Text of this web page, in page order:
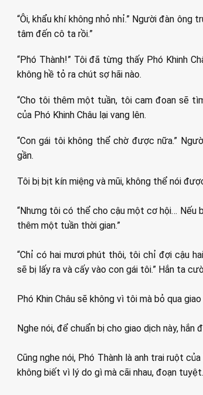
“Ôi, khẩu khí không nhỏ nhỉ.” Người đàn
tâm đến cô ta rồi.”
“Phó Thành!” Tôi đã từng thấy Phó Khinh
không hề tỏ ra chút sợ hãi nào.
“Cho tôi thêm một tuần, tôi cam đoan sẽ
của Phó Khinh Châu lại vang lên.
“Con gái tôi không thể chờ được nữa.”
gần.
Tôi bị bịt kín miệng và mũi, không thể nói
“Nhưng tôi có thể cho cậu một cơ hội… Nếu
thêm một tuần thời gian.”
“Chỉ có hai mươi phút thôi, tôi chỉ đợi cậu
sẽ bị lấy ra và cấy vào con gái tôi.” Hắn ta
Phó Khin Châu sẽ không vì tôi mà bỏ qua
Nghe nói, để chuẩn bị cho giao dịch này, hắn
Cũng nghe nói, Phó Thành là anh trai ruột
không biết vì lý do gì mà cãi nhau, đoạn tuyệt.